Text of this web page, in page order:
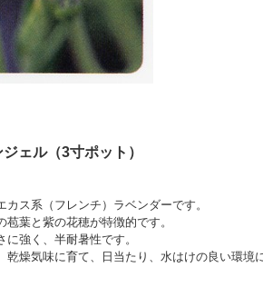
ェル（3寸ポット）
ス系（フレンチ）ラベンダーです。
葉と紫の花穂が特徴的です。
強く、半耐暑性です。
燥気味に育て、日当たり、水はけの良い環境